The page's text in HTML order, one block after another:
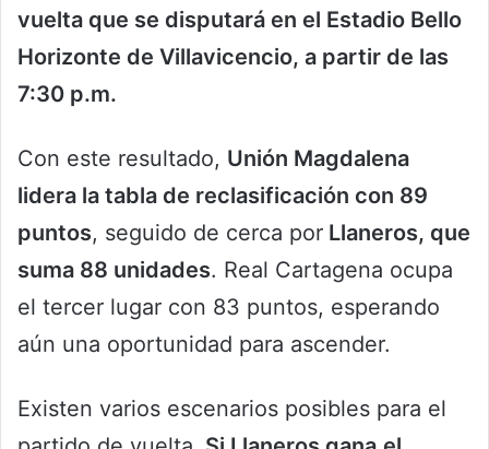
vuelta que se disputará en el Estadio Bello
Horizonte de Villavicencio, a partir de las
7:30 p.m.
Con este resultado, Unión Magdalena
lidera la tabla de reclasificación con 89
puntos, seguido de cerca por Llaneros, que
suma 88 unidades. Real Cartagena ocupa
el tercer lugar con 83 puntos, esperando
aún una oportunidad para ascender.
Existen varios escenarios posibles para el